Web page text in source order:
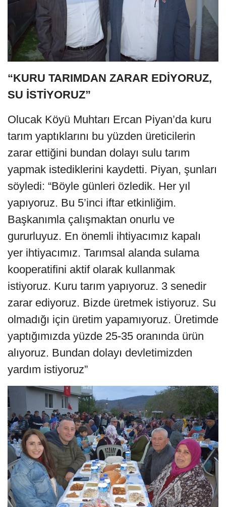
“KURU TARIMDAN ZARAR EDİYORUZ,
SU İSTİYORUZ”
Olucak Köyü Muhtarı Ercan Piyan’da kuru
tarım yaptıklarını bu yüzden üreticilerin
zarar ettiğini bundan dolayı sulu tarım
yapmak istediklerini kaydetti. Piyan, şunları
söyledi: “Böyle günleri özledik. Her yıl
yapıyoruz. Bu 5’inci iftar etkinliğim.
Başkanımla çalışmaktan onurlu ve
gururluyuz. En önemli ihtiyacımız kapalı
yer ihtiyacımız. Tarımsal alanda sulama
kooperatifini aktif olarak kullanmak
istiyoruz. Kuru tarım yapıyoruz. 3 senedir
zarar ediyoruz. Bizde üretmek istiyoruz. Su
olmadığı için üretim yapamıyoruz. Üretimde
yaptığımızda yüzde 25-35 oranında ürün
alıyoruz. Bundan dolayı devletimizden
yardım istiyoruz”